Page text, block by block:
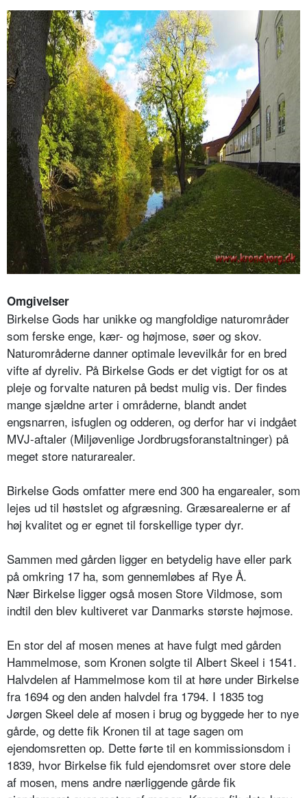
Omgivelser
Birkelse Gods har unikke og mangfoldige naturområder
som ferske enge, kær- og højmose, søer og skov.
Naturområderne danner optimale levevilkår for en bred
vifte af dyreliv. På Birkelse Gods er det vigtigt for os at
pleje og forvalte naturen på bedst mulig vis. Der findes
mange sjældne arter i områderne, blandt andet
engsnarren, isfuglen og odderen, og derfor har vi indgået
MVJ-aftaler (Miljøvenlige Jordbrugsforanstaltninger) på
meget store naturarealer.
Birkelse Gods omfatter mere end 300 ha engarealer, som
lejes ud til høstslet og afgræsning. Græsarealerne er af
høj kvalitet og er egnet til forskellige typer dyr.
Sammen med gården ligger en betydelig have eller park
på omkring 17 ha, som gennemløbes af Rye Å.
Nær Birkelse ligger også mosen Store Vildmose, som
indtil den blev kultiveret var Danmarks største højmose.
En stor del af mosen menes at have fulgt med gården
Hammelmose, som Kronen solgte til Albert Skeel i 1541.
Halvdelen af Hammelmose kom til at høre under Birkelse
fra 1694 og den anden halvdel fra 1794. I 1835 tog
Jørgen Skeel dele af mosen i brug og byggede her to nye
gårde, og dette fik Kronen til at tage sagen om
ejendomsretten op. Dette førte til en kommissionsdom i
1839, hvor Birkelse fik fuld ejendomsret over store dele
af mosen, mens andre nærliggende gårde fik